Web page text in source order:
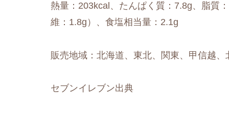
熱量：203kcal、たんぱく質：7.8g、脂質
維：1.8g）、食塩相当量：2.1g
販売地域：北海道、東北、関東、甲信越
セブンイレブン出典